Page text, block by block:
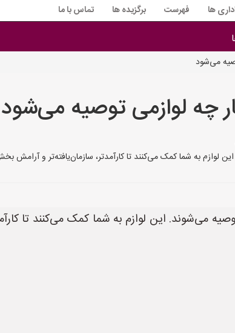
ها فهرست برگزیده ها تماس با ما
می‌شود
چه لوازمی توصیه می‌شود
به شما کمک می‌کنند تا کارآمدتر، سازمان‌یافته‌تر و آرامش بخش‌تر در
می‌شوند. این لوازم به شما کمک می‌کنند تا